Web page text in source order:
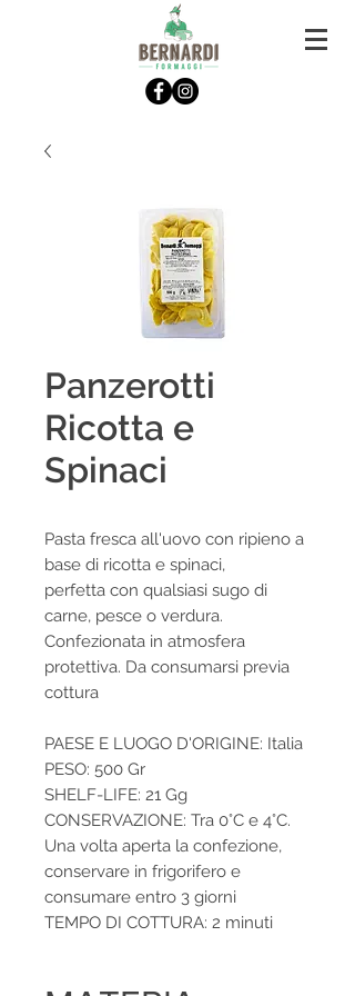
Panzerotti
Ricotta e
Spinaci
Pasta fresca all'uovo con ripieno a
base di ricotta e spinaci,
perfetta con qualsiasi sugo di
carne, pesce o verdura.
Confezionata in atmosfera
protettiva. Da consumarsi previa
cottura
PAESE E LUOGO D'ORIGINE: Italia
PESO: 500 Gr
SHELF-LIFE: 21 Gg
CONSERVAZIONE: Tra 0°C e 4°C.
Una volta aperta la confezione,
conservare in frigorifero e
consumare entro 3 giorni
TEMPO DI COTTURA: 2 minuti